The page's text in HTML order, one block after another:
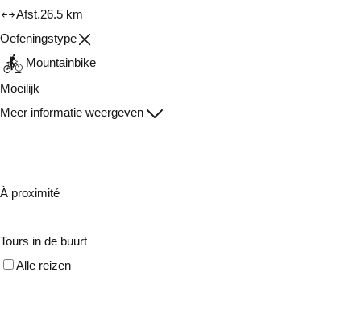
Afst.26.5 km
Oefeningstype
Mountainbike
Moeilijk
Meer informatie weergeven
À proximité
Tours in de buurt
Alle reizen